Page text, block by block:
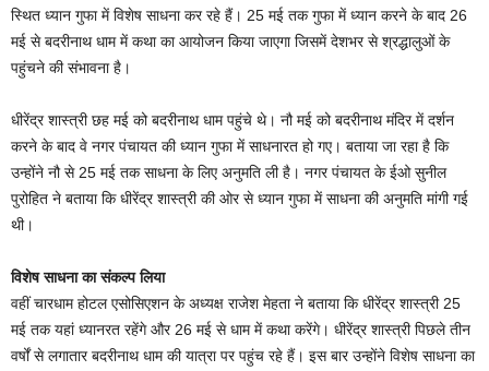
स्थित ध्यान गुफा में विशेष साधना कर रहे हैं। 25 मई तक गुफा में ध्यान करने के बाद 26
मई से बदरीनाथ धाम में कथा का आयोजन किया जाएगा जिसमें देशभर से श्रद्धालुओं के
पहुंचने की संभावना है।
धीरेंद्र शास्त्री छह मई को बदरीनाथ धाम पहुंचे थे। नौ मई को बदरीनाथ मंदिर में दर्शन
करने के बाद वे नगर पंचायत की ध्यान गुफा में साधनारत हो गए। बताया जा रहा है कि
उन्होंने नौ से 25 मई तक साधना के लिए अनुमति ली है। नगर पंचायत के ईओ सुनील
पुरोहित ने बताया कि धीरेंद्र शास्त्री की ओर से ध्यान गुफा में साधना की अनुमति मांगी गई
थी।
विशेष साधना का संकल्प लिया
वहीं चारधाम होटल एसोसिएशन के अध्यक्ष राजेश मेहता ने बताया कि धीरेंद्र शास्त्री 25
मई तक यहां ध्यानरत रहेंगे और 26 मई से धाम में कथा करेंगे। धीरेंद्र शास्त्री पिछले तीन
वर्षों से लगातार बदरीनाथ धाम की यात्रा पर पहुंच रहे हैं। इस बार उन्होंने विशेष साधना का